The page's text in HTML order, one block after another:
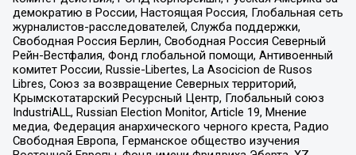
демократию в России, Настоящая Россия, Глобальная сеть
журналистов-расследователей, Служба поддержки,
Свободная Россия Берлин, Свободная Россия Северный
Рейн-Вестфалия, Фонд глобальной помощи, Антивоенный
комитет России, Russie-Libertes, La Asocicion de Rusos
Libres, Союз за возвращение Северных территорий,
Крымскотатарский Ресурсный Центр, Глобальный союз
IndustriALL, Russian Election Monitor, Article 19, Мнение
медиа, Федерация анархического черного креста, Радио
Свободная Европа, Германское общество изучения